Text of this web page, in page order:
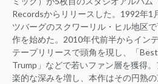
Recordsからリリースした。1992年1
ツバーグのスクワーリル・ヒル地区
作を始めた。2010年代前半からイン
テープリリースで頭角を現し、「
Trump」などで若いファン層を獲得
楽的な深みを増し、本作はその円熟